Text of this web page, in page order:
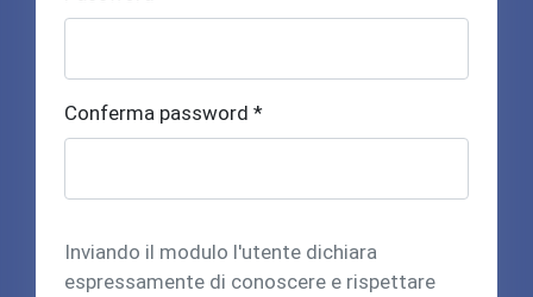
Conferma password *
Inviando il modulo l'utente dichiara
espressamente di conoscere e rispettare